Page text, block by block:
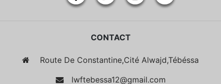
CONTACT
Route De Constantine,Cité Alwajd,Tébéssa
lwftebessa12@gmail.com